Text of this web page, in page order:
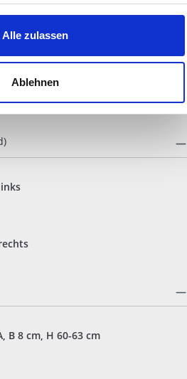
um Inhalte und Anzeigen zu
auf unsere Website zu analysieren.
zu Ihrer Verwendung
Unsere Partner führen diese
bereitgestellt haben oder die sie
Alle zulassen
Ablehnen
158
B 8 cm, H 60-63 cm